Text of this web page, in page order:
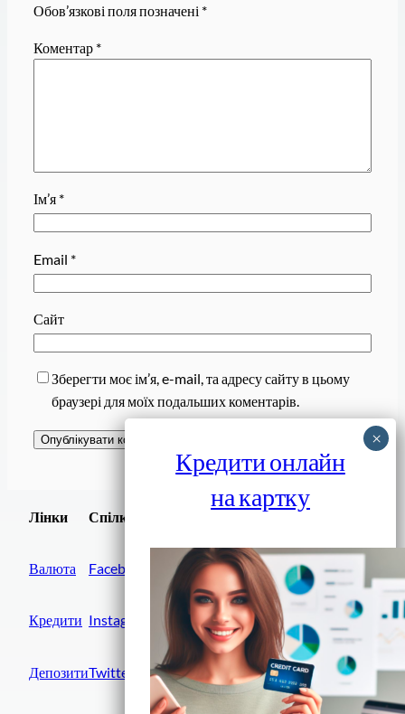
Обов’язкові поля позначені *
Коментар *
Ім’я *
Email *
Сайт
Зберегти моє ім’я, e-mail, та адресу сайту в цьому
браузері для моїх подальших коментарів.
Лінки
Валюта
Кредити
Депозити
Спілки
Facebook
Instagram
Twitter
Завантажити
Кредити онлайн
на картку